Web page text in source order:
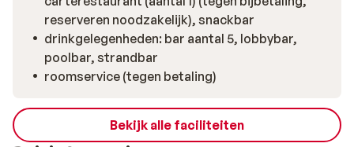
reserveren noodzakelijk), snackbar
drinkgelegenheden: bar aantal 5, lobbybar,
poolbar, strandbar
roomservice (tegen betaling)
Bekijk alle faciliteiten